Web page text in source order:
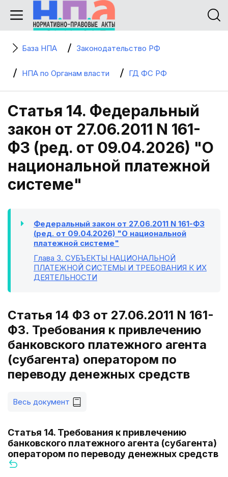
База НПА Законодательство РФ
НПА по Органам власти ГД ФС РФ
Статья 14. Федеральный
закон от 27.06.2011 N 161-
ФЗ (ред. от 09.04.2026) "О
национальной платежной
системе"
Федеральный закон от 27.06.2011 N 161-ФЗ
(ред. от 09.04.2026) "О национальной
платежной системе"
Глава 3. СУБЪЕКТЫ НАЦИОНАЛЬНОЙ
ПЛАТЕЖНОЙ СИСТЕМЫ И ТРЕБОВАНИЯ К ИХ
ДЕЯТЕЛЬНОСТИ
Статья 14 ФЗ от 27.06.2011 N 161-
ФЗ. Требования к привлечению
банковского платежного агента
(субагента) оператором по
переводу денежных средств
Весь документ
Статья 14. Требования к привлечению
банковского платежного агента (субагента)
оператором по переводу денежных средств